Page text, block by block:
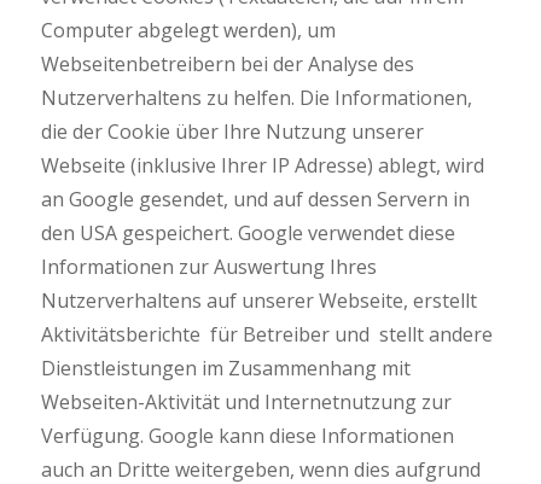
Computer abgelegt werden), um
Webseitenbetreibern bei der Analyse des
Nutzerverhaltens zu helfen. Die Informationen,
die der Cookie über Ihre Nutzung unserer
Webseite (inklusive Ihrer IP Adresse) ablegt, wird
an Google gesendet, und auf dessen Servern in
den USA gespeichert. Google verwendet diese
Informationen zur Auswertung Ihres
Nutzerverhaltens auf unserer Webseite, erstellt
Aktivitätsberichte für Betreiber und stellt andere
Dienstleistungen im Zusammenhang mit
Webseiten-Aktivität und Internetnutzung zur
Verfügung. Google kann diese Informationen
auch an Dritte weitergeben, wenn dies aufgrund